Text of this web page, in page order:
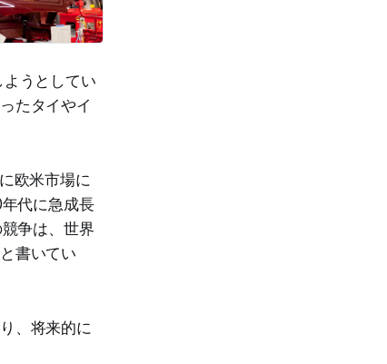
うとしてい
たタイやイ
欧米市場に
代に急成長
争は、世界
書いてい
、将来的に